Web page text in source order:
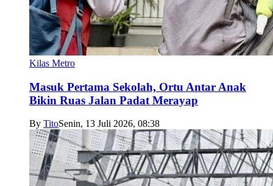
Kilas Metro
Masuk Pertama Sekolah, Ortu Antar Anak
Bikin Ruas Jalan Padat Merayap
By TitoSenin, 13 Juli 2026, 08:38